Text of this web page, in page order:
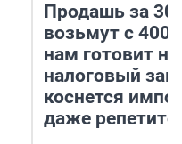
Продашь за
возьмут с
нам готовит
налоговый
коснется
даже